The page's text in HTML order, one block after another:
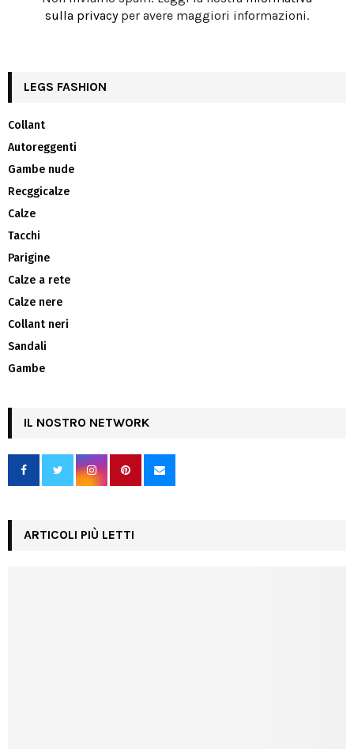
sulla privacyper avere maggiori informazioni.
LEGS FASHION
Collant
Autoreggenti
Gambe nude
Recggicalze
Calze
Tacchi
Parigine
Calze a rete
Calze nere
Collant neri
Sandali
Gambe
IL NOSTRO NETWORK
ARTICOLI PIÙ LETTI